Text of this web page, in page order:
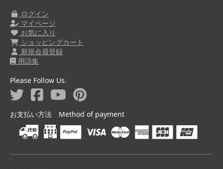
ログイン
マイページ
お気に入り
ショッピングカート
新規会員登録
用語集
Please Follow Us.
お支払い方法 Method of payment